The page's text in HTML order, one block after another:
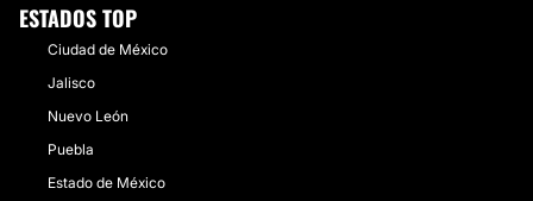
ESTADOS TOP
Ciudad de México
Jalisco
Nuevo León
Puebla
Estado de México